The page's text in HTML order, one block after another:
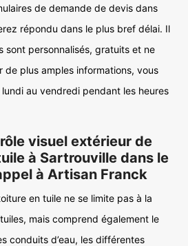
de demande de devis dans
répondu dans le plus bref délai. Il
sont personnalisés, gratuits et ne
de plus amples informations, vous
au vendredi pendant les heures
visuel extérieur de
à Sartrouville dans le
à Artisan Franck
en tuile ne se limite pas à la
mais comprend également le
conduits d’eau, les différentes